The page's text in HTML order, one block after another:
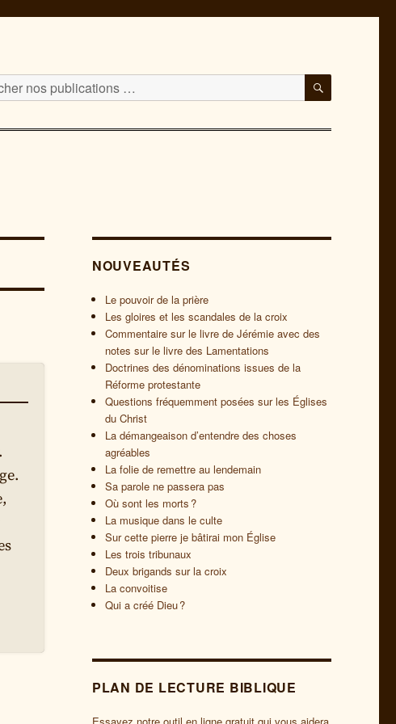
NOUVEAUTÉS
Le pouvoir de la prière
Les gloires et les scandales de la croix
Commentaire sur le livre de Jérémie avec des
notes sur le livre des Lamentations
Doctrines des dénominations issues de la
Réforme protestante
Questions fréquemment posées sur les Églises
du Christ
La démangeaison d’entendre des choses
agréables
La folie de remettre au lendemain
Sa parole ne passera pas
Où sont les morts ?
La musique dans le culte
Sur cette pierre je bâtirai mon Église
Les trois tribunaux
Deux brigands sur la croix
La convoitise
Qui a créé Dieu ?
PLAN DE LECTURE BIBLIQUE